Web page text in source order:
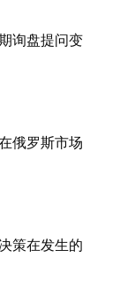
询盘提问变
俄罗斯市场
策在发生的